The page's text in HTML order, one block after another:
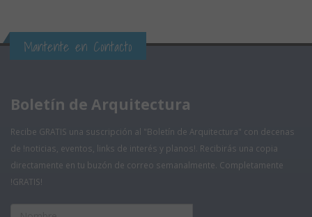
Mantente en Contacto
Boletín de Arquitectura
Recibe GRATIS una suscripción al "Boletín de Arquitectura" con decenas
de !noticias, eventos, links de interés y planos!. Recibirás una copia
directamente en tu buzón de correo semanalmente. Completamente
!GRATIS!